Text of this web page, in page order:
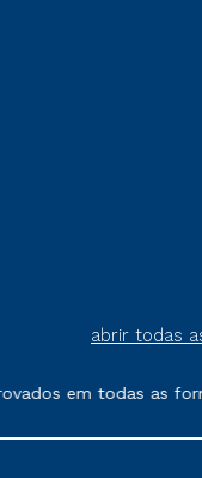
abrir todas
em todas as